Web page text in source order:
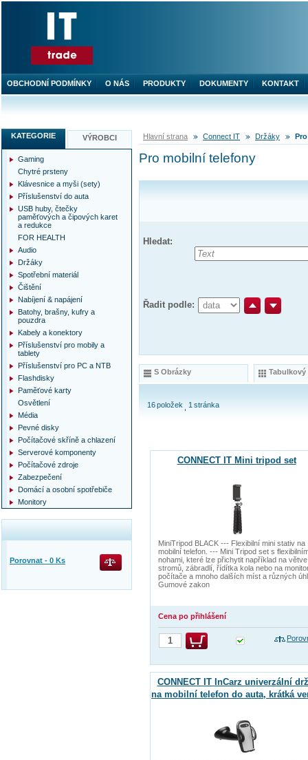
Hlavní strana Connect IT Držáky
Pro mobilní telefony
Hledat:
Řadit podle:
S Obrázky Tabulkový
16položek 1 stránka
CONNECT IT Mini tripod set
MiniTripod BLACK --- Flexibilní mini stativ na
mobilní telefon. --- Mini Tripod set s
nohami, které lze přichytit například na větve
stromů, zábradlí, řídítka kola nebo na
počítače a mnoho dalších míst a různých
Gumové zakon
Cena po přihlášení
CONNECT IT InCarz univerzální
na mobilní telefon do auta, krátká
KATEGORIE VÝROBCI
Gaming
Chytré prsteny
Klávesnice a myši (sety)
Příslušenství do auta
USB huby, čtečky
paměťových a čipových karet
a redukce
FOR HEALTH
Audio
Držáky
Spotřební materiál
Čištění
Nabíjení & napájení
Batohy, brašny, kufry a
pouzdra
Kabely a konektory
Příslušenství pro mobily a
tablety
Příslušenství pro PC a NTB
Flashdisky
Paměťové karty
Osvětlení
Média
Pevné disky
Počítačové skříně a chlazení
Serverové komponenty
Počítačové zdroje
Zabezpečení
Domácí a osobní spotřebiče
Monitory
Porovnat - 0 Ks
OBCHODNÍ PODMÍNKY O NÁS PRODUKTY DOKUMENTY KONTAKT